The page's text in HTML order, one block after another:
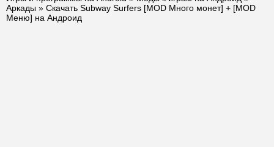
Аркады » Скачать Subway Surfers [MOD Много монет] + [MOD
Меню] на Андроид